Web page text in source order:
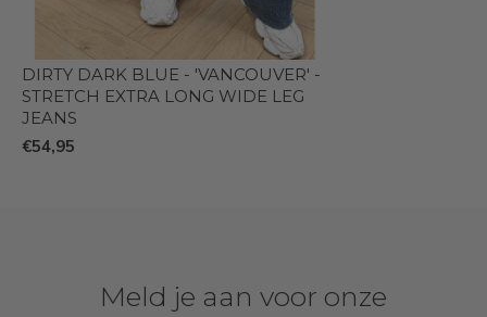
DIRTY DARK BLUE - 'VANCOUVER' -
STRETCH EXTRA LONG WIDE LEG
JEANS
€54,95
Meld je aan voor onze